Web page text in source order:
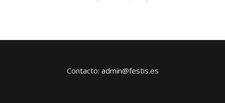
Contacto: admin@festis.es